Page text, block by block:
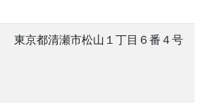
東京都清瀬市松山１丁目６番４号